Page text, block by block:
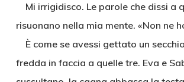
Mi irrigidisco. Le parole che dissi a
risuonano nella mia mente. «Non ne
È come se avessi gettato un
fredda in faccia a quelle tre. Eva e